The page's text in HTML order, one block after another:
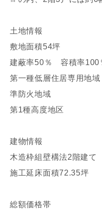
土地情報
敷地面積54坪
建蔽率50％ 容積率100
第一種低層住居専用地域
準防火地域
第1種高度地区
建物情報
木造枠組壁構法2階建て
施工延床面積72.35坪
総額価格帯